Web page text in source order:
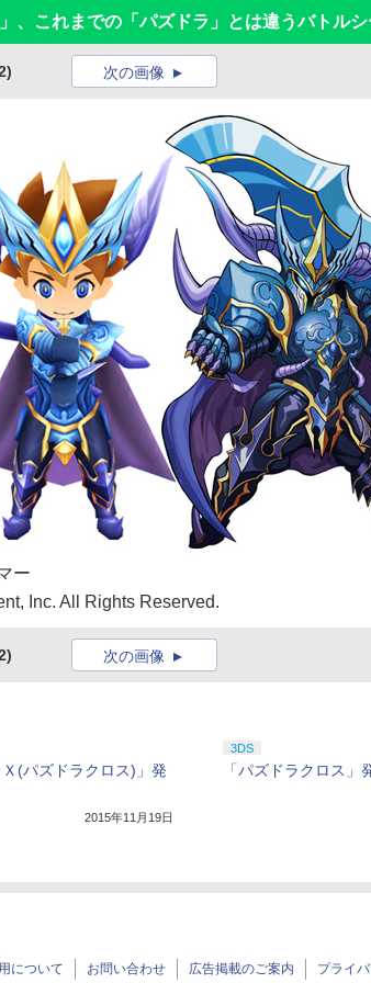
、これまでの「パズドラ」とは違うバトル
次の画像
ー
Inc. All Rights Reserved.
次の画像
(パズドラクロス)」発
2015年11月19日
3DS
「パズドラクロス」
について お問い合わせ 広告掲載のご案内 プライ